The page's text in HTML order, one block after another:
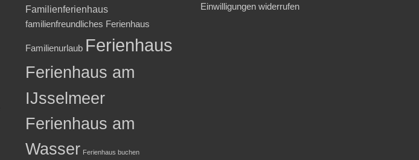
Familienferienhaus
familienfreundliches Ferienhaus
Familienurlaub Ferienhaus
Ferienhaus am
IJsselmeer
Ferienhaus am
Wasser Ferienhaus buchen
Einwilligungen widerrufen